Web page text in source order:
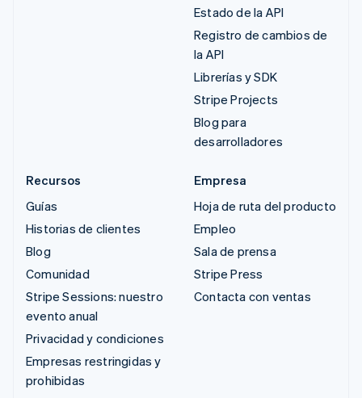
Estado de la API
Registro de cambios de
la API
Librerías y SDK
Stripe Projects
Blog para
desarrolladores
Recursos
Guías
Historias de clientes
Blog
Comunidad
Stripe Sessions: nuestro
evento anual
Privacidad y condiciones
Empresas restringidas y
prohibidas
Empresa
Hoja de ruta del producto
Empleo
Sala de prensa
Stripe Press
Contacta con ventas